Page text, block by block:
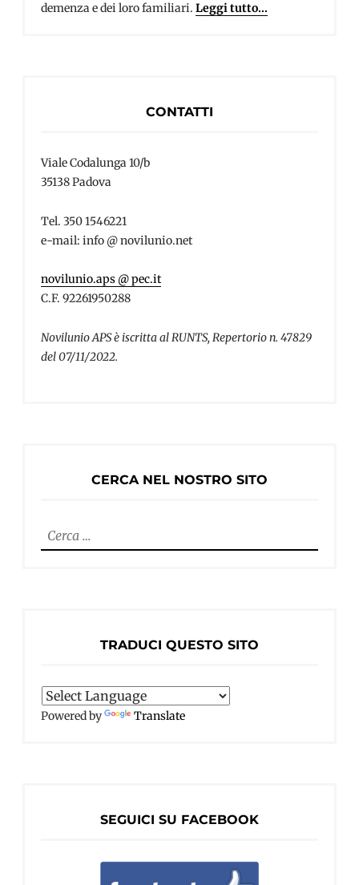
demenza e dei loro familiari. Leggi tutto...
CONTATTI
Viale Codalunga 10/b
35138 Padova
Tel. 350 1546221
e-mail: info @ novilunio.net
novilunio.aps @ pec.it
C.F. 92261950288
Novilunio APS è iscritta al RUNTS, Repertorio n. 47829
del 07/11/2022.
CERCA NEL NOSTRO SITO
Ricerca
per:
TRADUCI QUESTO SITO
Powered by Translate
SEGUICI SU FACEBOOK